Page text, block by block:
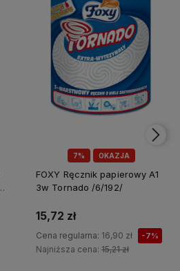
7% OKAZJA
FOXY Ręcznik papierowy A1
3w Tornado /6/192/
15,72 zł
Cena regularna: 16,90 zł -7%
Najniższa cena: 15,21 zł